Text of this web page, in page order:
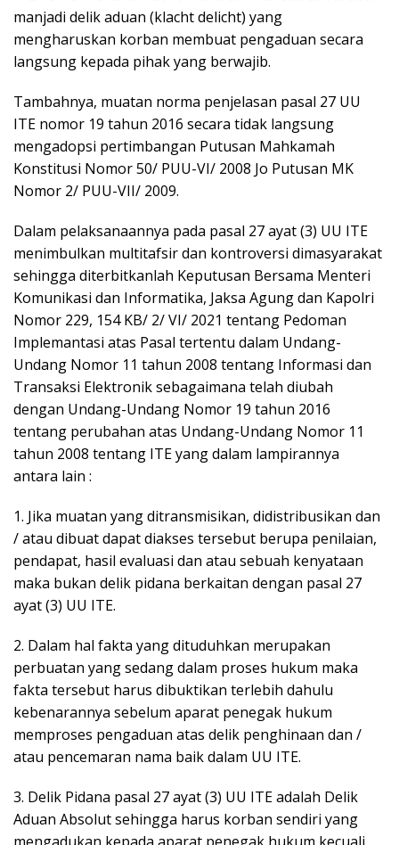
manjadi delik aduan (klacht delicht) yang
mengharuskan korban membuat pengaduan secara
langsung kepada pihak yang berwajib.
Tambahnya, muatan norma penjelasan pasal 27 UU
ITE nomor 19 tahun 2016 secara tidak langsung
mengadopsi pertimbangan Putusan Mahkamah
Konstitusi Nomor 50/ PUU-VI/ 2008 Jo Putusan MK
Nomor 2/ PUU-VII/ 2009.
Dalam pelaksanaannya pada pasal 27 ayat (3) UU ITE
menimbulkan multitafsir dan kontroversi dimasyarakat
sehingga diterbitkanlah Keputusan Bersama Menteri
Komunikasi dan Informatika, Jaksa Agung dan Kapolri
Nomor 229, 154 KB/ 2/ VI/ 2021 tentang Pedoman
Implemantasi atas Pasal tertentu dalam Undang-
Undang Nomor 11 tahun 2008 tentang Informasi dan
Transaksi Elektronik sebagaimana telah diubah
dengan Undang-Undang Nomor 19 tahun 2016
tentang perubahan atas Undang-Undang Nomor 11
tahun 2008 tentang ITE yang dalam lampirannya
antara lain :
1. Jika muatan yang ditransmisikan, didistribusikan dan
/ atau dibuat dapat diakses tersebut berupa penilaian,
pendapat, hasil evaluasi dan atau sebuah kenyataan
maka bukan delik pidana berkaitan dengan pasal 27
ayat (3) UU ITE.
2. Dalam hal fakta yang dituduhkan merupakan
perbuatan yang sedang dalam proses hukum maka
fakta tersebut harus dibuktikan terlebih dahulu
kebenarannya sebelum aparat penegak hukum
memproses pengaduan atas delik penghinaan dan /
atau pencemaran nama baik dalam UU ITE.
3. Delik Pidana pasal 27 ayat (3) UU ITE adalah Delik
Aduan Absolut sehingga harus korban sendiri yang